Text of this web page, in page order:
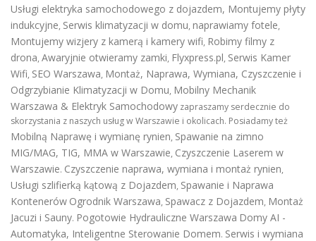
Usługi elektryka samochodowego z dojazdem, Montujemy płyty
indukcyjne, Serwis klimatyzacji w domu, naprawiamy fotele,
Montujemy wizjery z kamerą i kamery wifi, Robimy filmy z
drona, Awaryjnie otwieramy zamki, Flyxpress.pl, Serwis Kamer
Wifi, SEO Warszawa, Montaż, Naprawa, Wymiana, Czyszczenie i
Odgrzybianie Klimatyzacji w Domu, Mobilny Mechanik
Warszawa & Elektryk Samochodowy zapraszamy serdecznie do
skorzystania z naszych usług w Warszawie i okolicach. Posiadamy też
Mobilną Naprawę i wymianę rynien, Spawanie na zimno
MIG/MAG, TIG, MMA w Warszawie, Czyszczenie Laserem w
Warszawie. Czyszczenie naprawa, wymiana i montaż rynien,
Usługi szlifierką kątową z Dojazdem, Spawanie i Naprawa
Kontenerów Ogrodnik Warszawa, Spawacz z Dojazdem, Montaż
Jacuzi i Sauny. Pogotowie Hydrauliczne Warszawa Domy AI -
Automatyka, Inteligentne Sterowanie Domem. Serwis i wymiana